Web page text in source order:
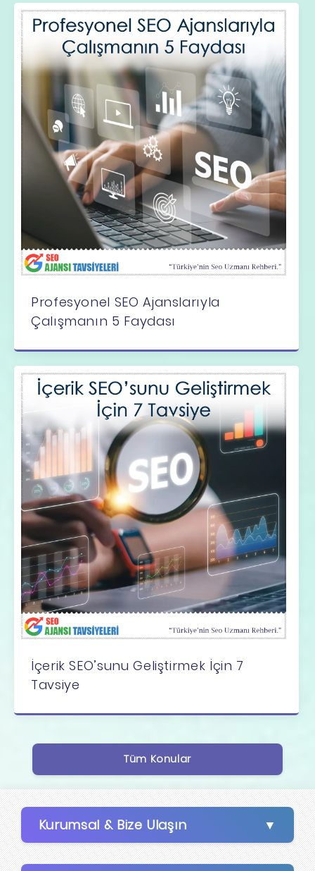
Profesyonel SEO Ajanslarıyla
Çalışmanın 5 Faydası
İçerik SEO’sunu Geliştirmek İçin 7
Tavsiye
Tüm Konular
Kurumsal & Bize Ulaşın